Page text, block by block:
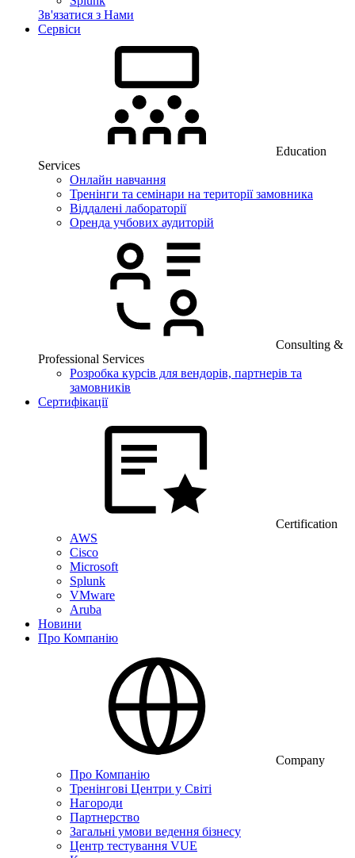
Зв'язатися з Нами
Сервіси
Education
Services
Онлайн навчання
Тренінги та семінари на території замовника
Віддалені лабораторії
Оренда учбових аудиторій
Consulting &
Professional Services
Розробка курсів для вендорів, партнерів та
замовників
Сертифікації
Certification
AWS
Cisco
Microsoft
Splunk
VMware
Aruba
Новини
Про Компанію
Company
Про Компанію
Тренінгові Центри у Світі
Нагороди
Партнерство
Загальні умови ведення бізнесу
Центр тестування VUE